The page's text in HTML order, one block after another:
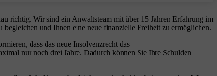
richtig. Wir sind ein Anwaltsteam mit über 15 Jahren Erfahrung im
und Ihnen eine neue finanzielle Freiheit zu ermöglichen.
dass das neue Insolvenzrecht das
nur noch drei Jahre. Dadurch können Sie Ihre Schulden